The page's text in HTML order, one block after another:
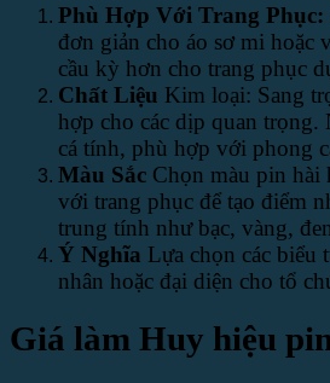
Phù Hợp Với Trang Phục:
đơn giản cho áo sơ mi hoặc
cầu kỳ hơn cho trang phục
Chất Liệu Kim loại: Sang
hợp cho các dịp quan trọng.
cá tính, phù hợp với phong
Màu Sắc Chọn màu pin hài
với trang phục để tạo điểm
trung tính như bạc, vàng,
Ý Nghĩa Lựa chọn các biểu
nhân hoặc đại diện cho tổ
Giá làm Huy hiệu